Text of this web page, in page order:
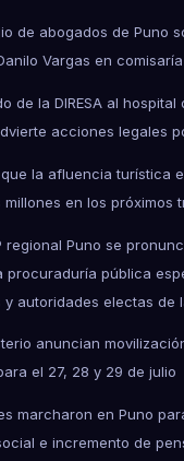
de abogados de Puno
Vargas en
de la DIRESA al hospital
acciones legales
que la afluencia turística
en los próximos
regional Puno se
procuraduría pública
y autoridades electas de
anuncian
el 27, 28 y 29 de julio
marcharon en Puno
e incremento de